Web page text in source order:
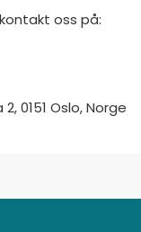
oss på:
0151 Oslo, Norge